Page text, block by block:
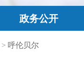
政务公开
> 呼伦贝尔